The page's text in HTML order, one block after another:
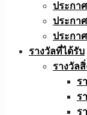
ประกา
ประกา
ประกา
รางวัลที่ได้รับ
รางวัล
ร
ร
ร